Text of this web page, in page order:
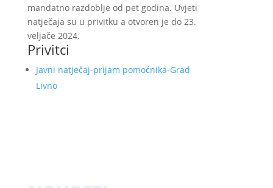
mandatno razdoblje od pet godina. Uvjeti
natječaja su u privitku a otvoren je do 23.
veljače 2024.
Privitci
Javni natječaj-prijam pomoćnika-Grad
Livno